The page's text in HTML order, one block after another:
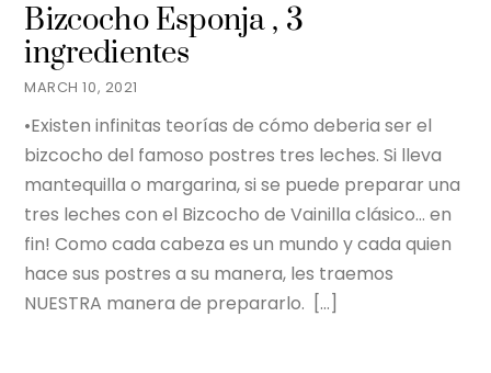
MARCH 10, 2021
Bizcocho Esponja , 3
ingredientes
•Existen infinitas teorías de cómo deberia ser el
bizcocho del famoso postres tres leches. Si lleva
mantequilla o margarina, si se puede preparar una
tres leches con el Bizcocho de Vainilla clásico… en
fin! Como cada cabeza es un mundo y cada quien
hace sus postres a su manera, les traemos
NUESTRA manera de prepararlo. […]